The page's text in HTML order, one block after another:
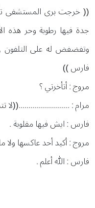
(( خرجت برى المستشفى
جدة فيها رطوبة وحر هذه
وتفضفض له على التلفون
فارس ))
مروج : أتأخرتي ؟
مرام : ..........................((لا
فارس : ايش فيها مقلوبة .
مروج : أكيد أحد عاكسها
فارس : الله أعلم .